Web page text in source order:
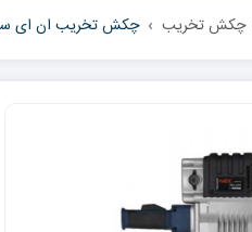
چکش تخریب چکش تخریب ان ای سی 26 کیلویی مدل